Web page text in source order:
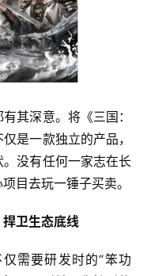
其深意。将《三国：
是一款独立的产品，
没有任何一家志在长
目去玩一锤子买卖。
卫生态底线
需要研发时的“笨功